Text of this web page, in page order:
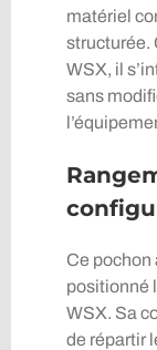
matériel
structurée.
WSX, il
sans
Ce pochon
positionné
WSX. Sa
de répartir